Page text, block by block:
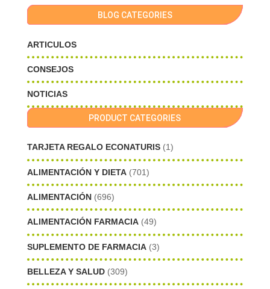
BLOG CATEGORIES
ARTICULOS
CONSEJOS
NOTICIAS
PRODUCT CATEGORIES
TARJETA REGALO ECONATURIS (1)
ALIMENTACIÓN Y DIETA (701)
ALIMENTACIÓN (696)
ALIMENTACIÓN FARMACIA (49)
SUPLEMENTO DE FARMACIA (3)
BELLEZA Y SALUD (309)